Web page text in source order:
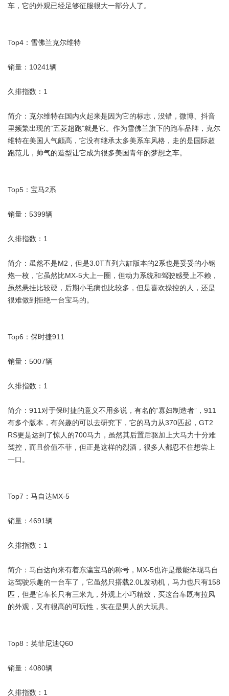
车，它的外观已经足够征服很大一部分人了。
Top4：雪佛兰克尔维特
销量：10241辆
久排指数：1
简介：克尔维特在国内火起来是因为它的标志，没错，微博、抖音
里频繁出现的“五菱超跑”就是它。作为雪佛兰旗下的跑车品牌，克尔
维特在美国人气颇高，它没有继承太多美系车风格，走的是国际超
跑范儿，帅气的造型让它成为很多美国青年的梦想之车。
Top5：宝马2系
销量：5399辆
久排指数：1
简介：虽然不是M2，但是3.0T直列六缸版本的2系也是妥妥的小钢
炮一枚，它虽然比MX-5大上一圈，但动力系统和驾驶感受上不赖，
虽然悬挂比较硬，后期小毛病也比较多，但是喜欢操控的人，还是
很难做到拒绝一台宝马的。
Top6：保时捷911
销量：5007辆
久排指数：1
简介：911对于保时捷的意义不用多说，有名的“寡妇制造者”，911
有多个版本，有兴趣的可以去研究下，它的马力从370匹起，GT2
RS更是达到了惊人的700马力，虽然其后置后驱加上大马力十分难
驾控，而且价值不菲，但正是这样的烈酒，很多人都忍不住想尝上
一口。
Top7：马自达MX-5
销量：4691辆
久排指数：1
简介：马自达向来有着东瀛宝马的称号，MX-5也许是最能体现马自
达驾驶乐趣的一台车了，它虽然只搭载2.0L发动机，马力也只有158
匹，但是它车长只有三米九，外观上小巧精致，买这台车既有拉风
的外观，又有很高的可玩性，实在是男人的大玩具。
Top8：英菲尼迪Q60
销量：4080辆
久排指数：1